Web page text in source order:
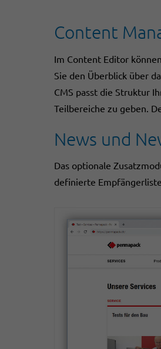
Content
Im Content Editor
Sie den Überblick über
CMS passt die Struktur
Teilbereiche zu geben.
News und
Das optionale
definierte Empfängerliste